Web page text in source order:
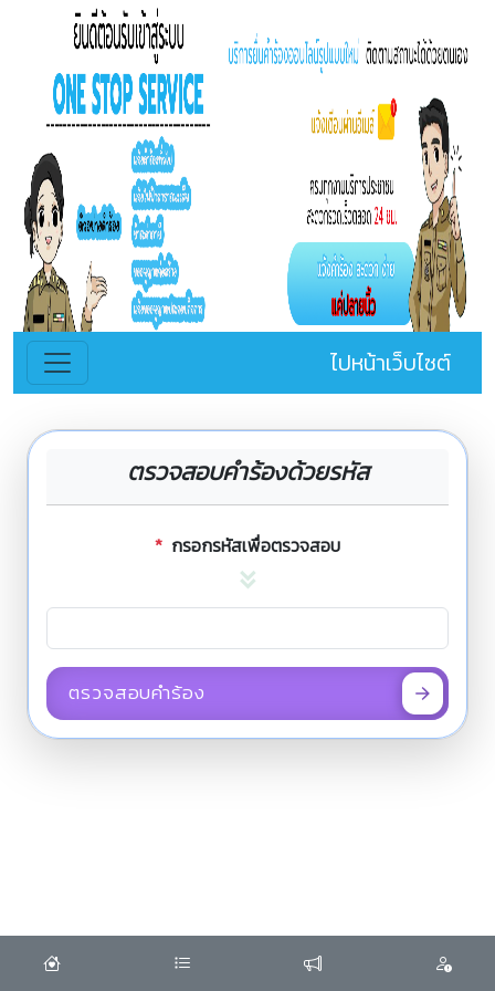
ไปหน้าเว็บไซต์
ตรวจสอบคำร้องด้วยรหัส
* กรอกรหัสเพื่อตรวจสอบ
ตรวจสอบคำร้อง